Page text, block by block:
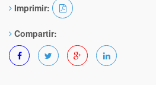
Imprimir:
Compartir: